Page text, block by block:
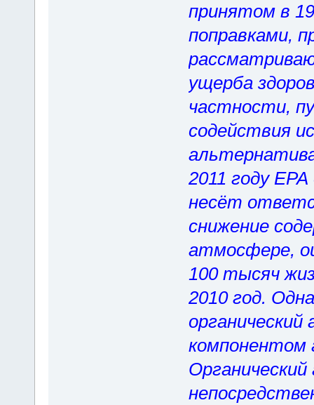
принятом в
поправками,
ущерба
частности,
содействия
2011 году
несёт
снижение
атмосфере,
100 тысяч
2010 год.
Органический